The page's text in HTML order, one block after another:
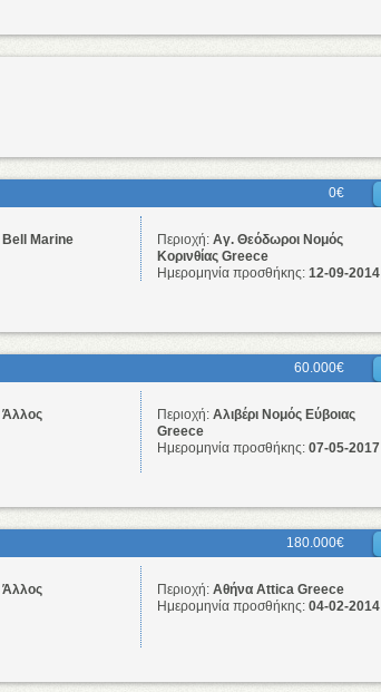
0€
Bell Marine
Περιοχή: Αγ. Θεόδωροι Νομός
Κορινθίας Greece
Ημερομηνία προσθήκης: 12-09-2014
60.000€
Άλλος
Περιοχή: Αλιβέρι Νομός Εύβοιας
Greece
Ημερομηνία προσθήκης: 07-05-2017
180.000€
Άλλος
Περιοχή: Αθήνα Attica Greece
Ημερομηνία προσθήκης: 04-02-2014